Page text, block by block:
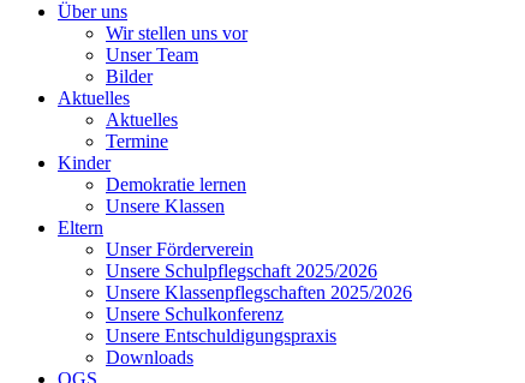
Über uns
Wir stellen uns vor
Unser Team
Bilder
Aktuelles
Aktuelles
Termine
Kinder
Demokratie lernen
Unsere Klassen
Eltern
Unser Förderverein
Unsere Schulpflegschaft 2025/2026
Unsere Klassenpflegschaften 2025/2026
Unsere Schulkonferenz
Unsere Entschuldigungspraxis
Downloads
OGS